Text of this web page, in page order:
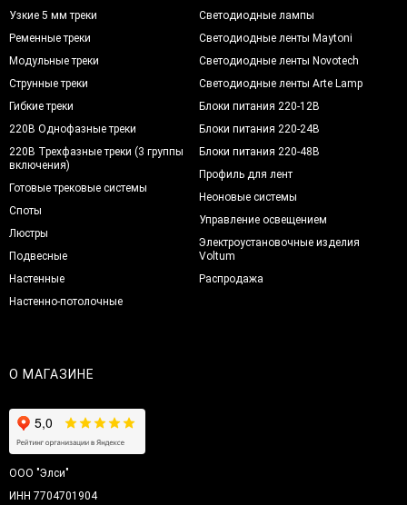
Узкие 5 мм треки
Ременные треки
Модульные треки
Струнные треки
Гибкие треки
220В Однофазные треки
220В Трехфазные треки (3 группы
включения)
Готовые трековые системы
Споты
Люстры
Подвесные
Настенные
Настенно-потолочные
Светодиодные лампы
Светодиодные ленты Maytoni
Светодиодные ленты Novotech
Светодиодные ленты Arte Lamp
Блоки питания 220-12В
Блоки питания 220-24В
Блоки питания 220-48В
Профиль для лент
Неоновые системы
Управление освещением
Электроустановочные изделия
Voltum
Распродажа
О МАГАЗИНЕ
ООО "Элси"
ИНН 7704701904